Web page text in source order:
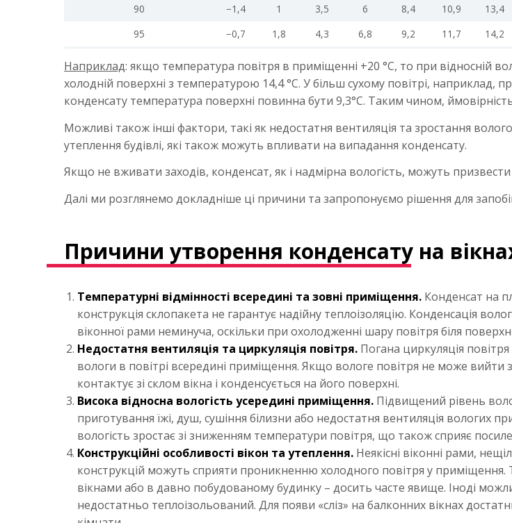
90
−1,4 1 3,5 6 8,4 10,9 13,4
95
−0,7 1,8 4,3 6,8 9,2 11,7 14,2
Наприклад: якщо температура повітря в приміщенні +20 °С, то при відносній
холодній поверхні з температурою 14,4 °С. У більш сухому повітрі, наприклад,
конденсату температура поверхні повинна бути 9,3°С. Таким чином,
Можливі також інші фактори, такі як недостатня вентиляція та зростання
утеплення будівлі, які також можуть впливати на випадання конденсату.
Якщо не вживати заходів, конденсат, як і надмірна вологість, можуть
Далі ми розглянемо докладніше ці причини та запропонуємо рішення для
Причини утворення конденсату на
Температурні відмінності всередині та зовні приміщення. Конденсат на
конструкція склопакета не гарантує надійну теплоізоляцію. Конденсація
віконної рами неминуча, оскільки при охолодженні шару повітря біля
Недостатня вентиляція та циркуляція повітря. Погана циркуляція
вологи в повітрі всередині приміщення. Якщо вологе повітря не може
контактує зі склом вікна і конденсується на його поверхні.
Висока відносна вологість усередині приміщення. Підвищений рівень
приготування їжі, душ, сушіння білизни або недостатня вентиляція вологих
вологість зростає зі зниженням температури повітря, що також сприяє
Конструкційні особливості вікон та утеплення. Неякісні віконні рами,
конструкцій можуть сприяти проникненню холодного повітря у приміщення.
вікнами або в давно побудованому будинку – досить часте явище. Іноді
недостатньо теплоізольований. Для появи «сліз» на балконних вікнах